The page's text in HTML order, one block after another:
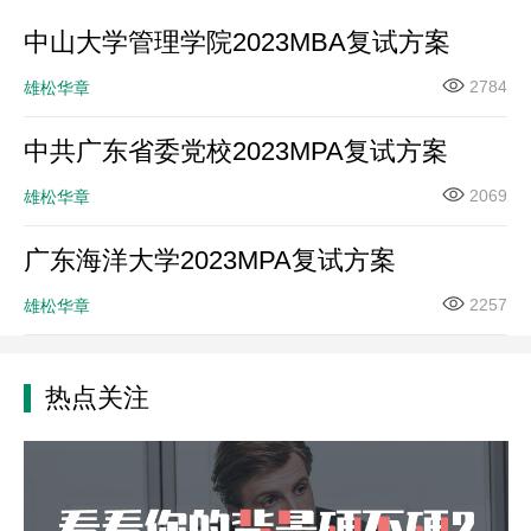
中山大学管理学院2023MBA复试方案
雄松华章 2784
中共广东省委党校2023MPA复试方案
雄松华章 2069
广东海洋大学2023MPA复试方案
雄松华章 2257
热点关注